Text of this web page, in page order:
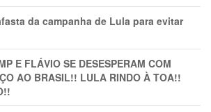
da campanha de Lula para evitar
E FLÁVIO SE DESESPERAM COM
AO BRASIL!! LULA RINDO À TOA!!